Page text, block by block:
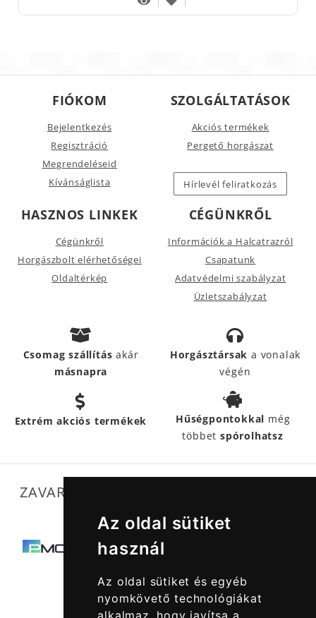
Az oldal sütiket
használ
Az oldal sütiket és egyéb
nyomkövető technológiákat
alkalmaz, hogy javítsa a
FIÓKOM
Bejelentkezés
Regisztráció
Megrendeléseid
Kívánságlista
SZOLGÁLTATÁSOK
Akciós termékek
Pergető horgászat
Hírlevél feliratkozás
HASZNOS LINKEK
Cégünkről
Horgászbolt elérhetőségei
Oldaltérkép
CÉGÜNKRŐL
Információk a Halcatrazról
Csapatunk
Adatvédelmi szabályzat
Üzletszabályzat
Csomag szállításakár
másnapra
Horgásztársak a vonalak
végén
Extrém akciós termékek Hűségpontokkal még
többetspórolhatsz
ZAVARTALAN MŰKÖDÉSÜNKET SEGÍTIK